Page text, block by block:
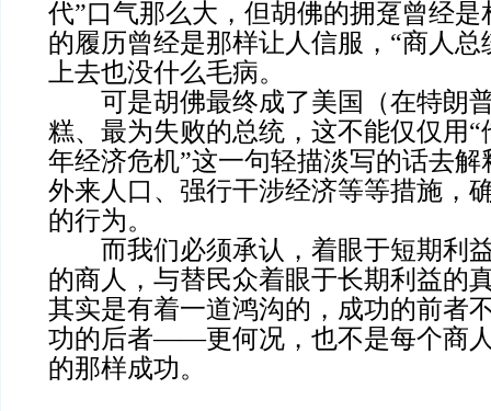
代”口气那么大，但胡佛的拥趸曾经
的履历曾经是那样让人信服，“商人总
上去也没什么毛病。
可是胡佛最终成了美国（在特朗
糕、最为失败的总统，这不能仅仅用“
年经济危机”这一句轻描淡写的话去
外来人口、强行干涉经济等等措施，
的行为。
而我们必须承认，着眼于短期利
的商人，与替民众着眼于长期利益的
其实是有着一道鸿沟的，成功的前者
功的后者——更何况，也不是每个商
的那样成功。